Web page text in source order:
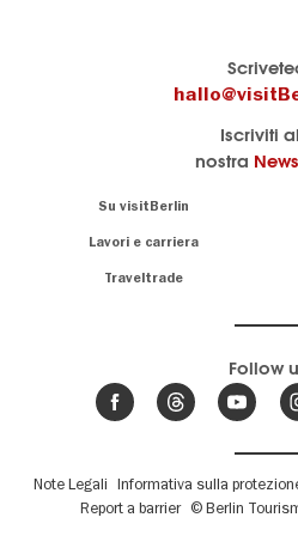
Iscriviti
nostra
Su visitBerlin
Lavori e carriera
Traveltrade
Berlino e siamo
lì per te.
offerte di
viaggio,
Abbiamo un
calendario
su
Berlino
Follow
Fußbereichsmenü
Note Legali Informativa sulla
Report a barrier © Berlin